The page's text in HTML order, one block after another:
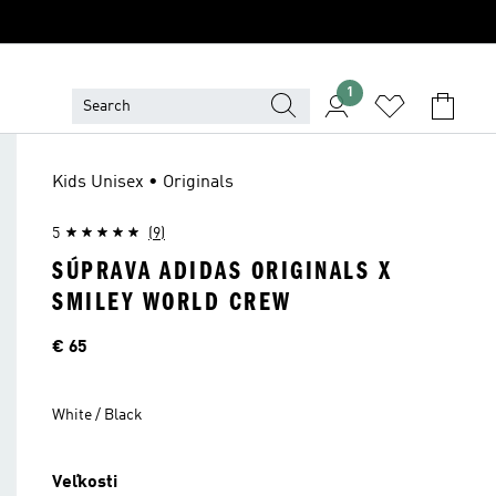
1
Kids Unisex • Originals
5 (9)
SÚPRAVA ADIDAS ORIGINALS X
SMILEY WORLD CREW
Cena
€ 65
White / Black
Veľkosti